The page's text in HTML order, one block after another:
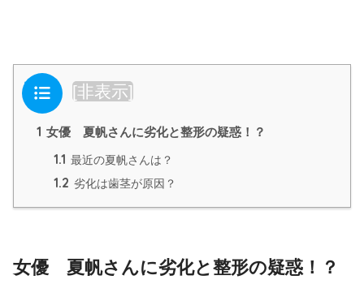
目次 [非表示]
1 女優 夏帆さんに劣化と整形の疑惑！？
1.1 最近の夏帆さんは？
1.2 劣化は歯茎が原因？
女優 夏帆さんに劣化と整形の疑惑！？